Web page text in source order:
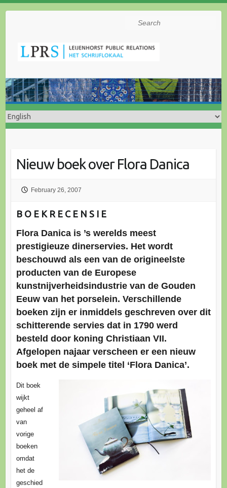
Search
Nieuw boek over Flora Danica
February 26, 2007
B O E K R E C E N S I E
Flora Danica is ’s werelds meest
prestigieuze dinerservies. Het wordt
beschouwd als een van de origineelste
producten van de Europese
kunstnijverheidsindustrie van de Gouden
Eeuw van het porselein. Verschillende
boeken zijn er inmiddels geschreven over dit
schitterende servies dat in 1790 werd
besteld door koning Christiaan VII.
Afgelopen najaar verscheen er een nieuw
boek met de simpele titel ‘Flora Danica’.
Dit boek
wijkt
geheel af
van
vorige
boeken
omdat
het de
geschied